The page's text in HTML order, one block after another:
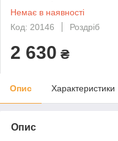
Немає в наявності
Код: 20146
Роздріб
2 630 ₴
Опис Характеристики
Опис